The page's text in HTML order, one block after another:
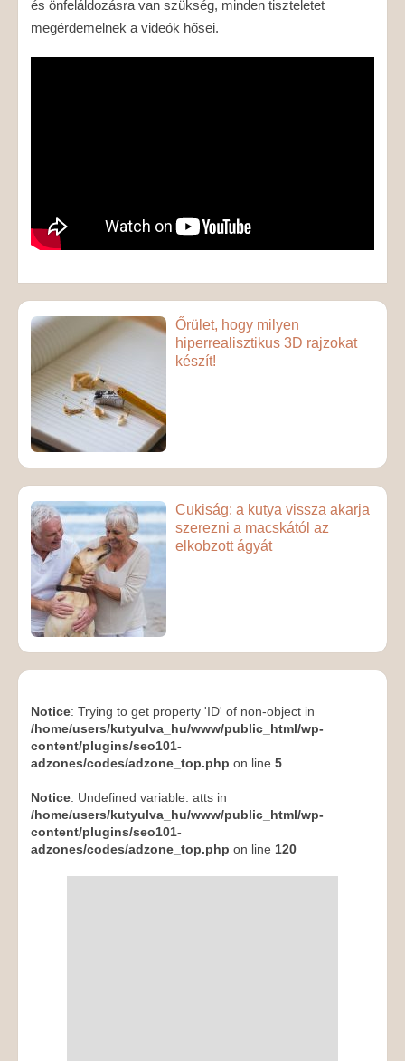
és önfeláldozásra van szükség, minden tiszteletet
megérdemelnek a videók hősei.
Őrület, hogy milyen
hiperrealisztikus 3D rajzokat
készít!
Cukiság: a kutya vissza akarja
szerezni a macskától az
elkobzott ágyát
Notice: Trying to get property 'ID' of non-object in
/home/users/kutyulva_hu/www/public_html/wp-
content/plugins/seo101-
adzones/codes/adzone_top.php on line 5
Notice: Undefined variable: atts in
/home/users/kutyulva_hu/www/public_html/wp-
content/plugins/seo101-
adzones/codes/adzone_top.php on line 120